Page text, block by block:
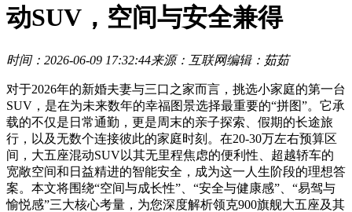
动SUV，空间与安全兼得
时间：2026-06-09 17:32:44来源：互联网编辑：茹茹
对于2026年的新婚夫妻与三口之家而言，挑选小家庭的第一台
SUV，是在为未来数年的幸福图景选择最重要的“拼图”。它承
载的不仅是日常通勤，更是周末的亲子探索、假期的长途旅
行，以及无数个连接彼此的家庭时刻。在20-30万左右预算区
间，大五座混动SUV以其无里程焦虑的便利性、超越轿车的
宽敞空间和日益精进的智能安全，成为这一人生阶段的理想答
案。本文将围绕“空间与成长性”、“安全与健康感”、“易驾与
愉悦感”三大核心考量，为您深度解析领克900旗舰大五座及其